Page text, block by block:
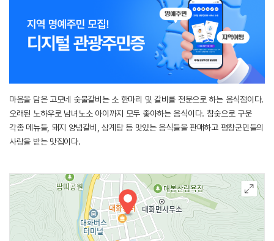
마음을 담은 고모네 숯불갈비는 소 한마리 및 갈비를 전문으로 하는 음식점이다.
오래된 노하우로 남녀노소 아이까지 모두 좋아하는 음식이다. 참숯으로 구운
각종 메뉴들, 돼지 양념갈비, 삼계탕 등 맛있는 음식들을 판매하고 평창군민들의
사랑을 받는 맛집이다.